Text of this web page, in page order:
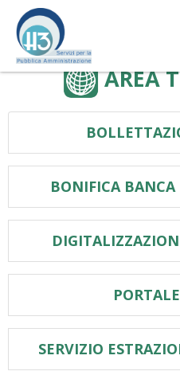
AREA
BONIFICA
SERVIZIO